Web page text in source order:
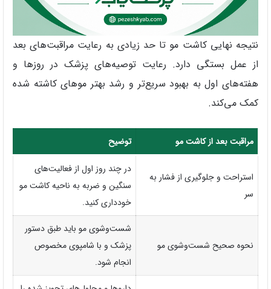
نتیجه نهایی کاشت مو تا حد زیادی به رعایت مراقبت‌های بعد
از عمل بستگی دارد. رعایت توصیه‌های پزشک در روزها و
هفته‌های اول به بهبود سریع‌تر و رشد بهتر موهای کاشته‌ شده
کمک می‌کند.
مراقبت بعد از کاشت مو توضیح
استراحت و جلوگیری از فشار به
سر
در چند روز اول از فعالیت‌های
سنگین و ضربه به ناحیه کاشت مو
خودداری کنید.
نحوه صحیح شست‌وشوی مو
شست‌وشوی مو باید طبق دستور
پزشک و با شامپوی مخصوص
انجام شود.